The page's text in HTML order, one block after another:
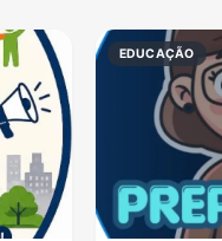
EDUCAÇÃO